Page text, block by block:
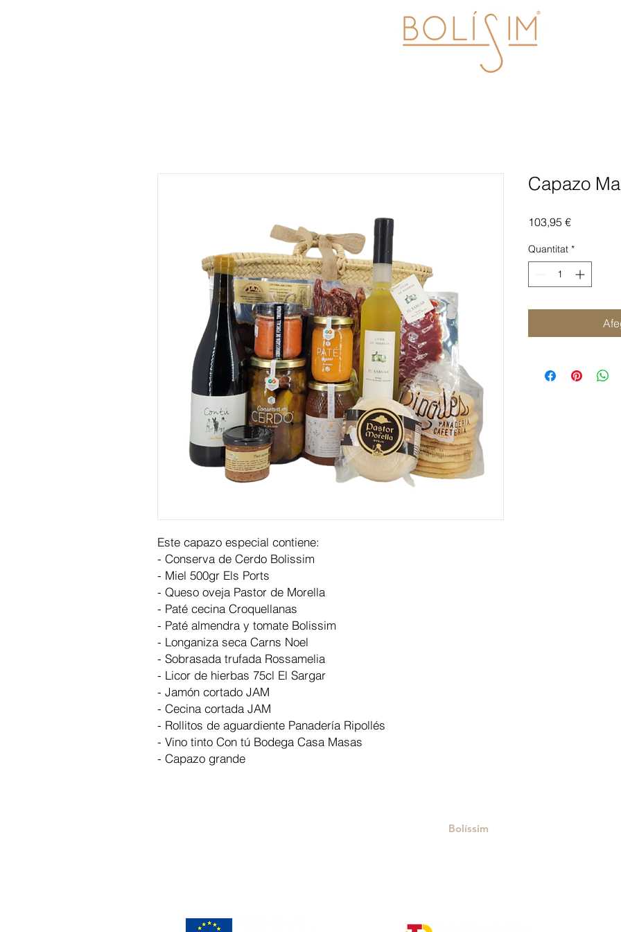
Este capazo especial contiene:
- Conserva de Cerdo Bolissim
- Miel 500gr Els Ports
- Queso oveja Pastor de Morella
- Paté cecina Croquellanas
- Paté almendra y tomate Bolissim
- Longaniza seca Carns Noel
- Sobrasada trufada Rossamelia
- Licor de hierbas 75cl El Sargar
- Jamón cortado JAM
- Cecina cortada JAM
- Rollitos de aguardiente Panadería Ripollés
- Vino tinto Con tú Bodega Casa Masas
- Capazo grande
Capazo
103,95 €Price
Quantitat *
Bolíssim